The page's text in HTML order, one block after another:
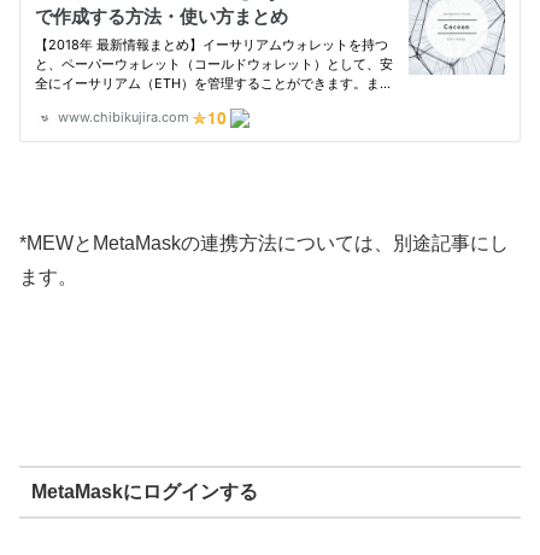
*MEWとMetaMaskの連携方法については、別途記事にし
ます。
MetaMaskにログインする